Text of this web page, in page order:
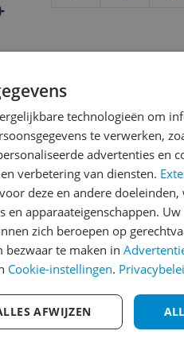
technologieën om
te verwerken,
advertenties en
verbetering van diensten.
deze en andere
apparaateigenschappen.
zich beroepen op
bezwaar te maken in
Cookie-instellingen.
AFWIJZEN